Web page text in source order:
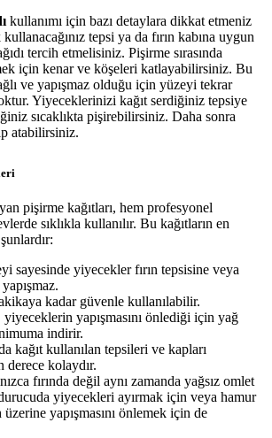
kullanımı için bazı detaylara dikkat etmeniz
tepsi ya da fırın kabına uygun
tercih etmelisiniz. Pişirme sırasında
için kenar ve köşeleri katlayabilirsiniz. Bu
ve yapışmaz olduğu için yüzeyi tekrar
Yiyeceklerinizi kağıt serdiğiniz tepsiye
sıcaklıkta pişirebilirsiniz. Daha sonra
atabilirsiniz.
pişirme kağıtları, hem profesyonel
sıklıkla kullanılır. Bu kağıtların en
sayesinde yiyecekler fırın tepsisine veya
kadar güvenle kullanılabilir.
yiyeceklerin yapışmasını önlediği için yağ
indirir.
kağıt kullanılan tepsileri ve kapları
derece kolaydır.
fırında değil aynı zamanda yağsız omlet
yiyecekleri ayırmak için veya hamur
yapışmasını önlemek için de